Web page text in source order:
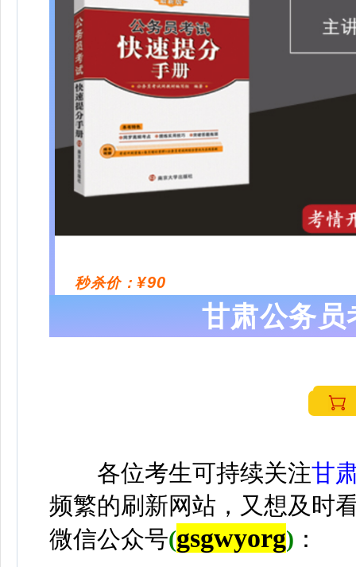
秒杀价： ¥90
甘肃公务员
各位考生可持续关注甘
频繁的刷新网站，又想及时
微信公众号(gsgwyorg) ：